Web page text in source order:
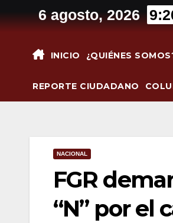
al
6 agosto, 2026
INICIO ¿QUIÉNES
REPORTE CIUDADANO
NACIONAL
FGR
“N” por el